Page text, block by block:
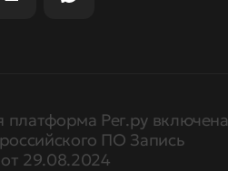
платформа Рег.ру включена
ПО Запись
29.08.2024